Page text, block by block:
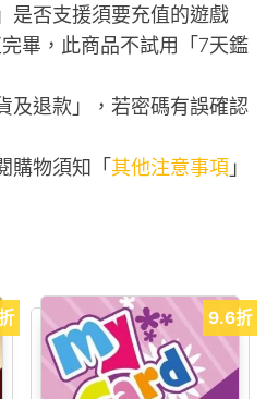
是否支援須要充值的遊戲
畢，此商品不試用「7天鑑
及退款」，若密碼有誤確認
購物須知「 其他注意事項 」
9.6折